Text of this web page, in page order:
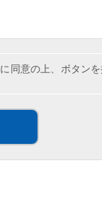
に同意の上、ボタンを